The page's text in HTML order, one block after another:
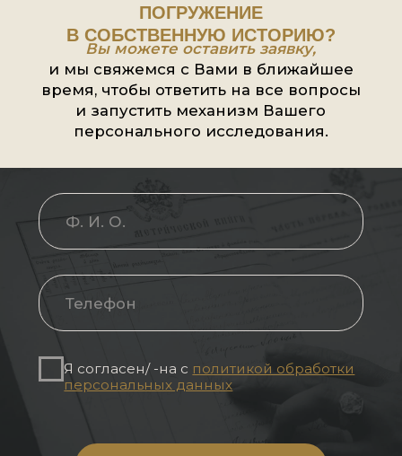
ощущение непрерывности
словно между современными
потомками и людьми XVIII века
исчезла дистанция.
Такие исследования меняют
настоящие люди — со своими
дорогами, потерями, верой и
надеждой.
И однажды ты понимаешь:
история семьи не исчезла.
Она просто ждала, когда её
услышат.